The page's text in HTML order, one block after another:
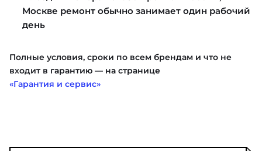
Москве ремонт обычно занимает один рабочий
день
Полные условия, сроки по всем брендам и что не
входит в гарантию — на странице
«Гарантия и сервис»